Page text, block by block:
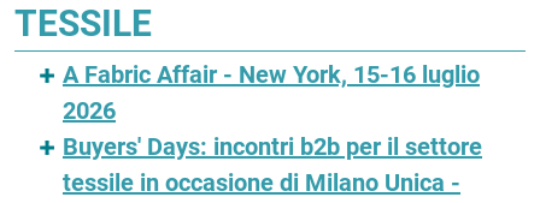
TESSILE
A Fabric Affair - New York, 15-16 luglio
2026
Buyers' Days: incontri b2b per il settore
tessile in occasione di Milano Unica -